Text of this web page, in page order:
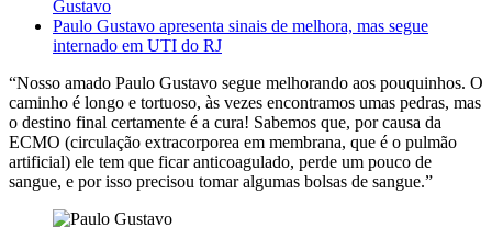
Gustavo
Paulo Gustavo apresenta sinais de melhora, mas segue
internado em UTI do RJ
“Nosso amado Paulo Gustavo segue melhorando aos pouquinhos. O
caminho é longo e tortuoso, às vezes encontramos umas pedras, mas
o destino final certamente é a cura! Sabemos que, por causa da
ECMO (circulação extracorporea em membrana, que é o pulmão
artificial) ele tem que ficar anticoagulado, perde um pouco de
sangue, e por isso precisou tomar algumas bolsas de sangue.”